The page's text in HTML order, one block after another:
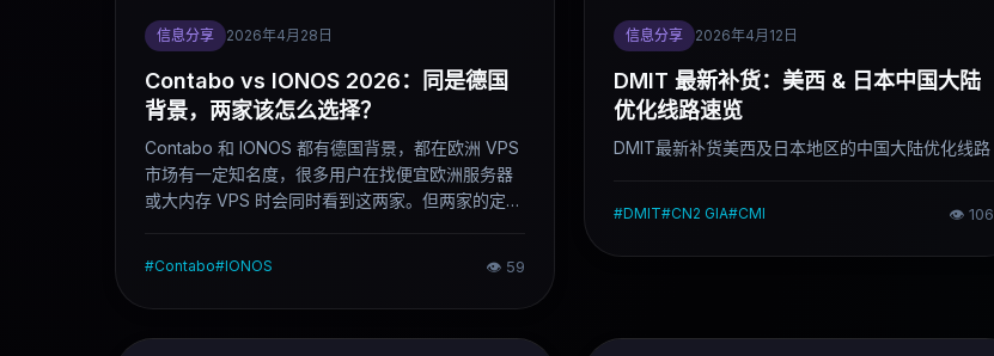
信息分享 2026年4月28日
Contabo vs IONOS 2026：同是德国
背景，两家该怎么选择？
Contabo 和 IONOS 都有德国背景，都在欧洲 VPS
市场有一定知名度，很多用户在找便宜欧洲服务器
或大内存 VPS 时会同时看到这两家。但两家的定位
要大内存或大存储，选 Contabo；稳定性优先、做
企业官网或欧洲建站，选 IONOS。这篇对比说清楚
#Contabo#IONOS 👁 59
信息分享 2026年4月12日
DMIT 最新补货：美西 & 日本中国大陆
优化线路速览
DMIT最新补货美西及日本地区的中国大陆优化线路
#DMIT#CN2 GIA#CMI 👁 106